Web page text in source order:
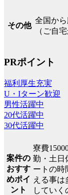
その他
全国か
（ご自
PRポイント
福利厚生充実
U・Iターン歓迎
男性活躍中
20代活躍中
30代活躍中
案件の
おすす
めポイ
ント
寮費
勤・土日
ートの時
える事
してい